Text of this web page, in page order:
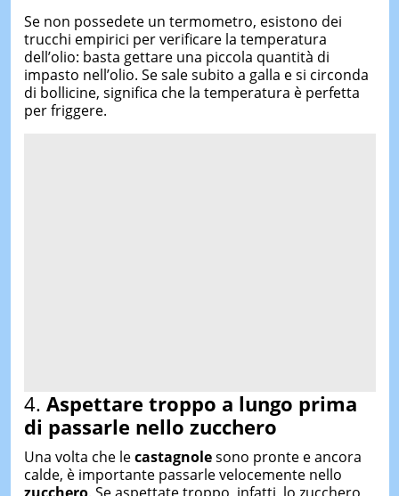
Se non possedete un termometro, esistono dei
trucchi empirici per verificare la temperatura
dell’olio: basta gettare una piccola quantità di
impasto nell’olio. Se sale subito a galla e si circonda
di bollicine, significa che la temperatura è perfetta
per friggere.
4. Aspettare troppo a lungo prima
di passarle nello zucchero
Una volta che lecastagnolesono pronte e ancora
calde, è importante passarle velocemente nello
zucchero. Se aspettate troppo, infatti, lo zucchero